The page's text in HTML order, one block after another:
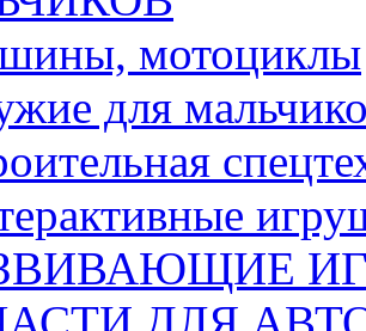
мотоциклы
для